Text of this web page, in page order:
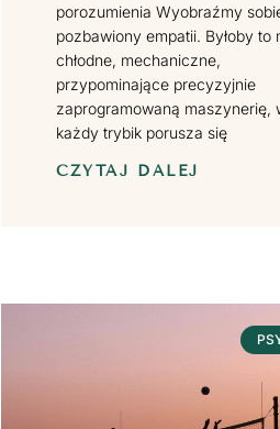
porozumienia Wyobraźmy
pozbawiony empatii. Byłoby to
chłodne, mechaniczne,
przypominające precyzyjnie
zaprogramowaną maszynerię,
każdy trybik porusza się
CZYTAJ DALEJ